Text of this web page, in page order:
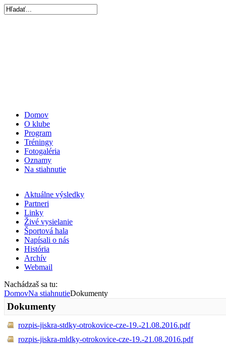
Domov
O klube
Program
Tréningy
Fotogaléria
Oznamy
Na stiahnutie
Aktuálne výsledky
Partneri
Linky
Živé vysielanie
Športová hala
Napísali o nás
História
Archív
Webmail
Nachádzaš sa tu:
DomovNa stiahnutieDokumenty
Dokumenty
rozpis-jiskra-stdky-otrokovice-cze-19.-21.08.2016.pdf
rozpis-jiskra-mldky-otrokovice-cze-19.-21.08.2016.pdf